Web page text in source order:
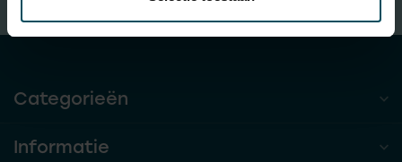
Categorieën
Informatie